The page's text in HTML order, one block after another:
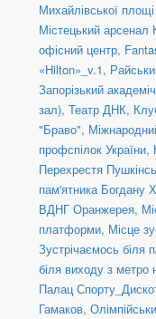
Михайлівської
Містецький арсенал
офісний центр,
«Hilton»_v.1,
Запорізький
зал), Театр ДНК,
"Браво",
профспілок України,
Перехрестя
пам'ятника Богдану
ВДНГ Оранжерея,
платформи, Місце
Зустрічаємось
біля виходу з метро
Палац
Гамаков,